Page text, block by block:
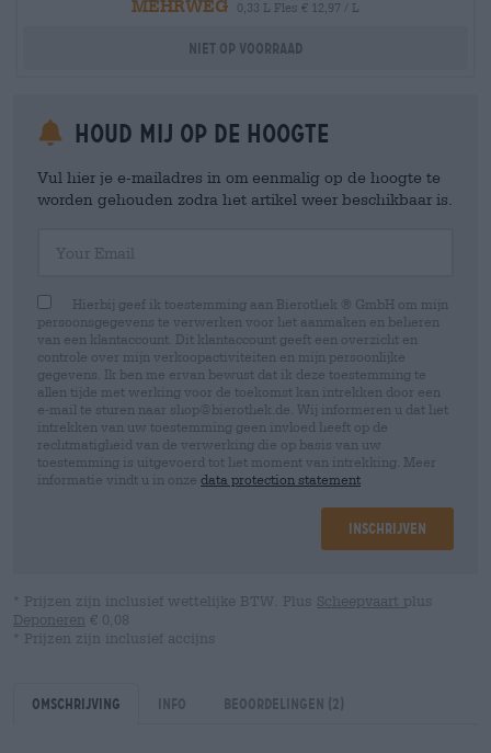
MEHRWEG
0,33 L Fles € 12,97 / L
Niet op voorraad
Houd mij op de hoogte
Vul hier je e-mailadres in om eenmalig op de hoogte te
worden gehouden zodra het artikel weer beschikbaar is.
Hierbij geef ik toestemming aan Bierothek ® GmbH om mijn
persoonsgegevens te verwerken voor het aanmaken en beheren
van een klantaccount. Dit klantaccount geeft een overzicht en
controle over mijn verkoopactiviteiten en mijn persoonlijke
gegevens. Ik ben me ervan bewust dat ik deze toestemming te
allen tijde met werking voor de toekomst kan intrekken door een
e-mail te sturen naar shop@bierothek.de. Wij informeren u dat het
intrekken van uw toestemming geen invloed heeft op de
rechtmatigheid van de verwerking die op basis van uw
toestemming is uitgevoerd tot het moment van intrekking. Meer
informatie vindt u in onze data protection statement
Inschrijven
* Prijzen zijn inclusief wettelijke BTW. Plus Scheepvaart plus
Deponeren € 0,08
* Prijzen zijn inclusief accijns
Omschrijving Info Beoordelingen (2)